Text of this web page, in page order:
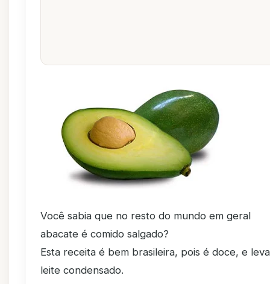
Você sabia que no resto do mundo em geral
abacate é comido salgado?
Esta receita é bem brasileira, pois é doce, e leva
leite condensado.